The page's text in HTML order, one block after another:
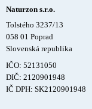
Naturzon s.r.o.
Tolstého 3237/13
058 01 Poprad
Slovenská republika
IČO: 52131050
DIČ: 2120901948
IČ DPH: SK2120901948